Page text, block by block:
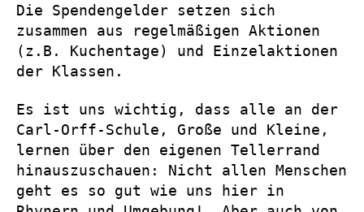
Die Spendengelder setzen sich
zusammen aus regelmäßigen Aktionen
(z.B. Kuchentage) und Einzelaktionen
der Klassen.
Es ist uns wichtig, dass alle an der
Carl-Orff-Schule, Große und Kleine,
lernen über den eigenen Tellerrand
hinauszuschauen: Nicht allen Menschen
geht es so gut wie uns hier in